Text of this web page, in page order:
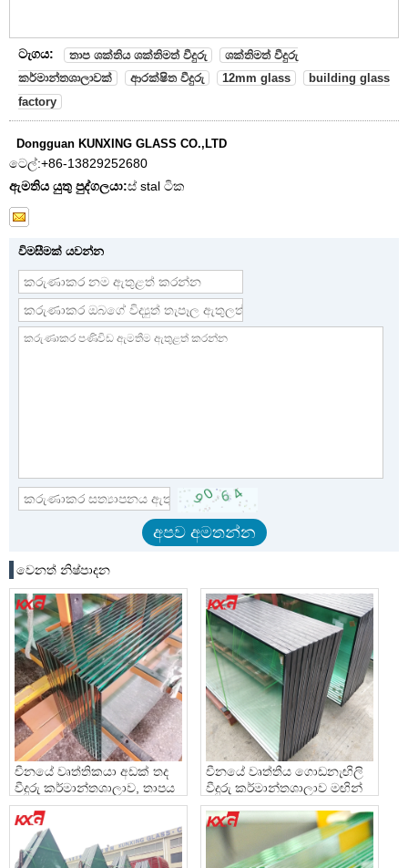
ටැගය: තාප ශක්තිය ශක්තිමත් වීදුරු
ශක්තිමත් වීදුරු
කර්මාන්තශාලාවක්
ආරක්ෂිත වීදුරු 12mm glass
building glass
factory
Dongguan KUNXING GLASS CO.,LTD
ටෙල්:+86-13829252680
ඇමතිය යුතු පුද්ගලයා:ස් stal ටික
විමසීමක් යවන්න
වෙනත් නිෂ්පාදන
චීනයේ වෘත්තිකයා අඩක් තද
වීදුරු කර්මාන්තශාලාව, තාපය
ශක්තිමත් කරන ලද වීදුරු
කර්මාන්ත ශාලාව
චීනයේ වෘත්තීය ගොඩනැඟිලි
වීදුරු කර්මාන්තශාලාව මඟින්
තාපය ශක්තිමත් කරන ලද
පරිවරණය කළ වීදුරු, IGU
ද්විත්ව ඔප දැමූ වීදුරු
නිෂ්පාදනය කරයි